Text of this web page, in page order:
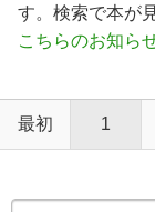
す。検索で本が
こちらのお知ら
最初 1